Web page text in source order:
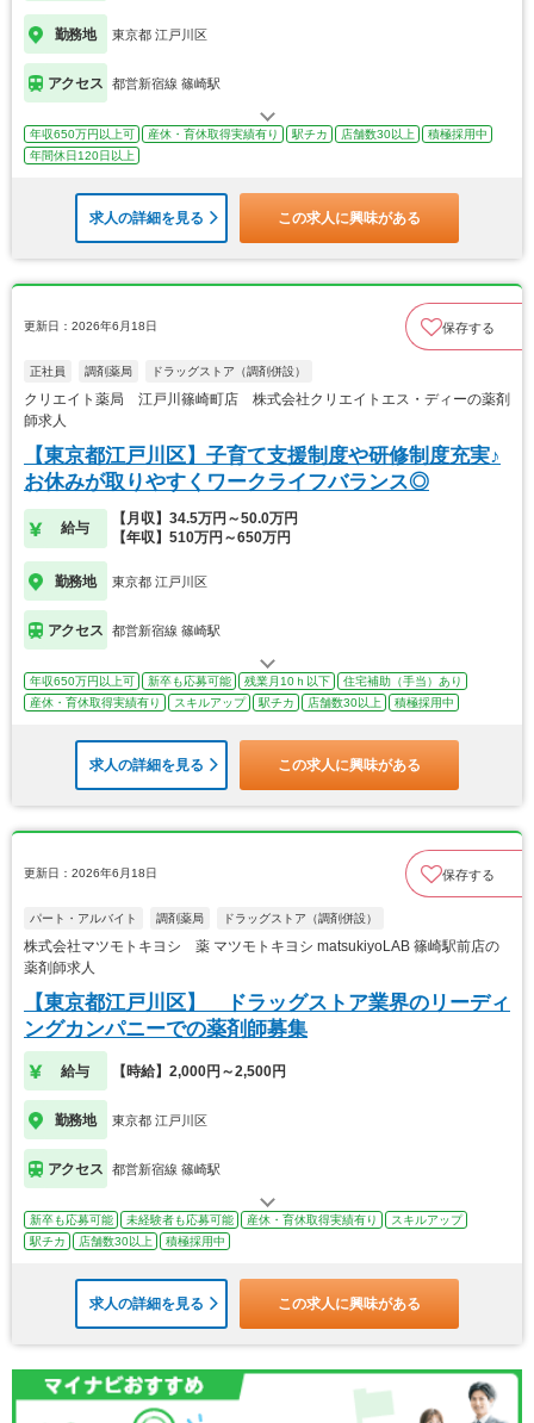
勤務地 東京都 江戸川区
アクセス 都営新宿線 篠崎駅
年収650万円以上可 産休・育休取得実績有り 駅チカ 店舗数30以上
積極採用中
年間休日120日以上
求人の詳細を見る この求人に興味がある
更新日：2026年6月18日 保存する
正社員 調剤薬局 ドラッグストア（調剤併設）
クリエイト薬局 江戸川篠崎町店 株式会社クリエイトエス・ディーの薬剤
師求人
【東京都江戸川区】子育て支援制度や研修制度充実♪
お休みが取りやすくワークライフバランス◎
給与
【月収】34.5万円～50.0万円
【年収】510万円～650万円
勤務地 東京都 江戸川区
アクセス 都営新宿線 篠崎駅
年収650万円以上可 新卒も応募可能 残業月10ｈ以下
住宅補助（手当）あり
産休・育休取得実績有り
スキルアップ 駅チカ 店舗数30以上 積極採用中
求人の詳細を見る この求人に興味がある
更新日：2026年6月18日 保存する
パート・アルバイト 調剤薬局 ドラッグストア（調剤併設）
株式会社マツモトキヨシ 薬 マツモトキヨシ matsukiyoLAB 篠崎駅前店の
薬剤師求人
【東京都江戸川区】 ドラッグストア業界のリーディ
ングカンパニーでの薬剤師募集
給与 【時給】2,000円～2,500円
勤務地 東京都 江戸川区
アクセス 都営新宿線 篠崎駅
新卒も応募可能 未経験者も応募可能 産休・育休取得実績有り
スキルアップ
駅チカ
店舗数30以上 積極採用中
求人の詳細を見る この求人に興味がある